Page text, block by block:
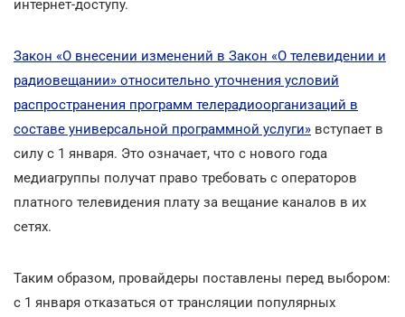
интернет-доступу.
Закон «О внесении изменений в Закон «О телевидении и
радиовещании» относительно уточнения условий
распространения программ телерадиоорганизаций в
составе универсальной программной услуги» вступает в
силу с 1 января. Это означает, что с нового года
медиагруппы получат право требовать с операторов
платного телевидения плату за вещание каналов в их
сетях.
Таким образом, провайдеры поставлены перед выбором:
с 1 января отказаться от трансляции популярных